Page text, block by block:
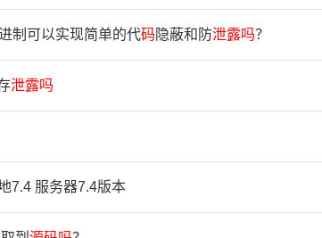
制可以实现简单的代码 隐蔽和防泄露吗？
泄露吗
7.4 服务器7.4版本